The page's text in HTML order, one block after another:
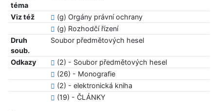
téma
Viz též
(g) Orgány právní ochrany
(g) Rozhodčí řízení
Druh
soub.
Soubor předmětových hesel
Odkazy
(2) - Soubor předmětových hesel
(26) - Monografie
(2) - elektronická kniha
(19) - ČLÁNKY